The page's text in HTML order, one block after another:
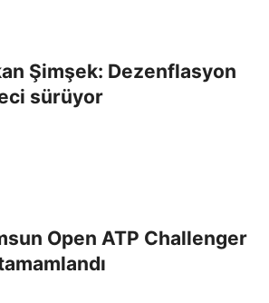
Şimşek: Dezenflasyon
sürüyor
Open ATP Challenger